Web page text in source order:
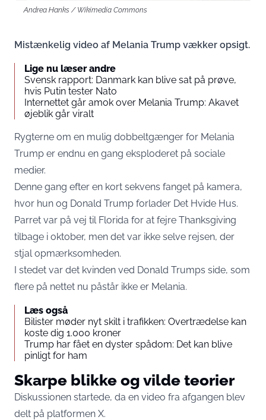
Andrea Hanks / Wikimedia Commons
Mistænkelig video af Melania Trump vækker opsigt.
Lige nu læser andre
Svensk rapport: Danmark kan blive sat på prøve,
hvis Putin tester Nato
Internettet går amok over Melania Trump: Akavet
øjeblik går viralt
Rygterne om en mulig dobbeltgænger for Melania
Trump er endnu en gang eksploderet på sociale
medier.
Denne gang efter en kort sekvens fanget på kamera,
hvor hun og Donald Trump forlader Det Hvide Hus.
Parret var på vej til Florida for at fejre Thanksgiving
tilbage i oktober, men det var ikke selve rejsen, der
stjal opmærksomheden.
I stedet var det kvinden ved Donald Trumps side, som
flere på nettet nu påstår ikke er Melania.
Læs også
Bilister møder nyt skilt i trafikken: Overtrædelse kan
koste dig 1.000 kroner
Trump har fået en dyster spådom: Det kan blive
pinligt for ham
Skarpe blikke og vilde teorier
Diskussionen startede, da en video fra afgangen blev
delt på platformen X.